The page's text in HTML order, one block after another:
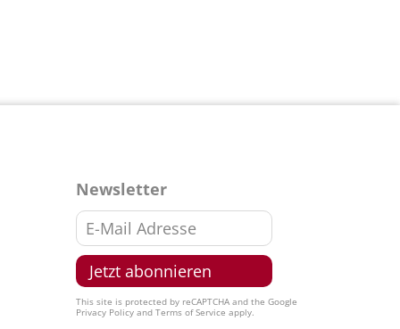
Newsletter
This site is protected by reCAPTCHA and the Google
Privacy Policyand Terms of Service apply.